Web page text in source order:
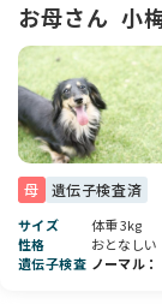
🏡 将来について
ロングコートな
を兼ね備えたカ
います。これか
ご家族としてぜ
お母さん 小
母
遺伝子検査済
サイズ
体重 3kg
性格
おとなしい
遺伝子検査 ノーマル